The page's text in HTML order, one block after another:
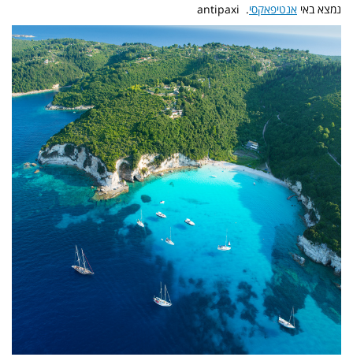
נמצא באי אנטיפאקסי. antipaxi